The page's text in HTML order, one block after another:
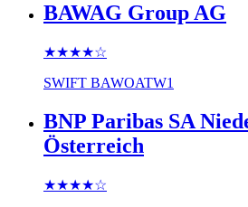
BAWAG Group AG
★★★★☆
SWIFT BAWOATW1
BNP Paribas SA
Österreich
★★★★☆